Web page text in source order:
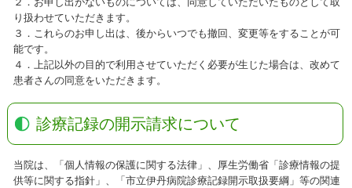
り扱わせていただきます。
３．これらのお申し出は、後からいつでも撤回、変更等をすることが可
能です。
４．上記以外の目的で利用させていただく必要が生じた場合は、改めて
患者さんの同意をいただきます。
診療記録の開示請求について
当院は、「個人情報の保護に関する法律」、厚生労働省「診療情報の提
供等に関する指針」、「市立伊丹病院診療記録開示取扱要綱」等の関連